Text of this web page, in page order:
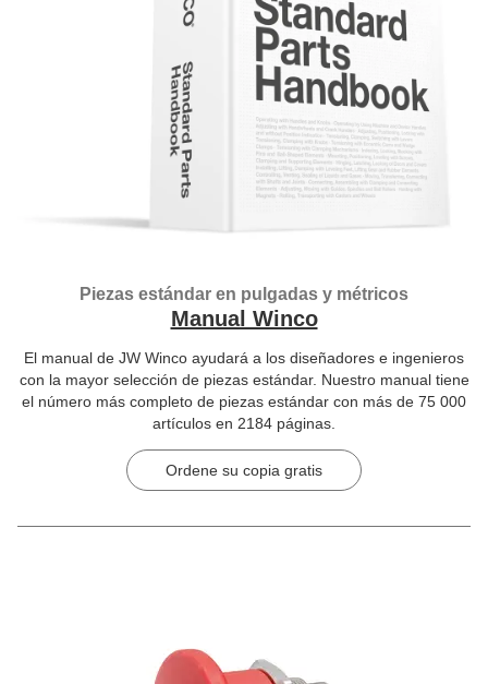
Piezas estándar en pulgadas y métricos
Manual Winco
El manual de JW Winco ayudará a los diseñadores e ingenieros
con la mayor selección de piezas estándar. Nuestro manual tiene
el número más completo de piezas estándar con más de 75 000
artículos en 2184 páginas.
Ordene su copia gratis